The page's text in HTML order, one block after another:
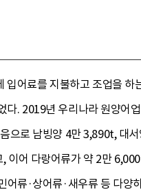
입어료를 지불하고 조업을
다. 2019년 우리나라 원양
으로 남빙양 4만 3,890t, 대
이어 다랑어류가 약 2만
류·상어류·새우류 등 다양